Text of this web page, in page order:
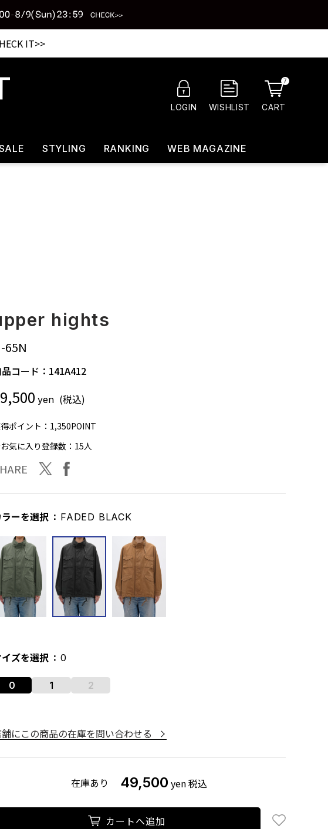
IT>>
Site here. >>
LOGIN WISHLIST CART
7
STYLING RANKING WEB MAGAZINE
CINNAMON
hights
65N
コード： 141A412
yen (税込)
ポイント： 1,350POINT
気に入り登録数： 15人
twitterfacebook
ーを選択 FADED BLACK
ズを選択 0
0 1 2
にこの商品の在庫を問い合わせる
在庫あり 49,500 yen税込
カートへ追加